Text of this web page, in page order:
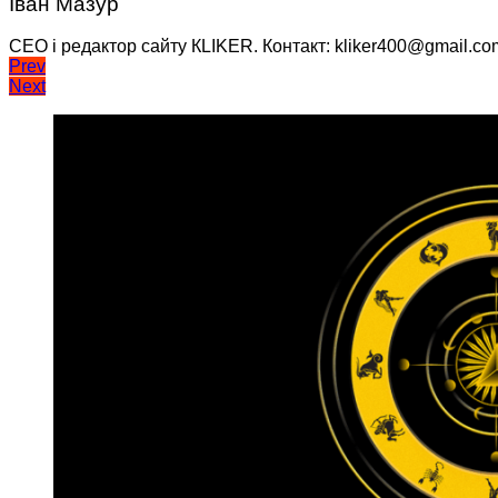
CEO і редактор сайту КLIKER. Контакт:
Навігація
записів
Prev
Next